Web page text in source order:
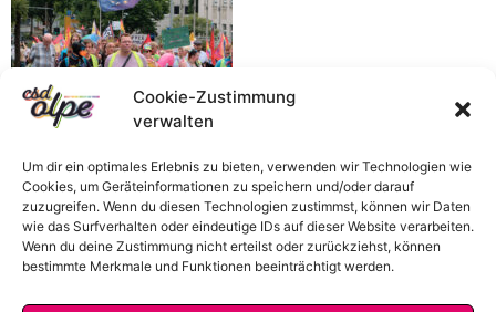
Cookie-Zustimmung
verwalten
Um dir ein optimales Erlebnis zu bieten, verwenden wir Technologien wie
Cookies, um Geräteinformationen zu speichern und/oder darauf
zuzugreifen. Wenn du diesen Technologien zustimmst, können wir Daten
wie das Surfverhalten oder eindeutige IDs auf dieser Website verarbeiten.
Wenn du deine Zustimmung nicht erteilst oder zurückziehst, können
bestimmte Merkmale und Funktionen beeinträchtigt werden.